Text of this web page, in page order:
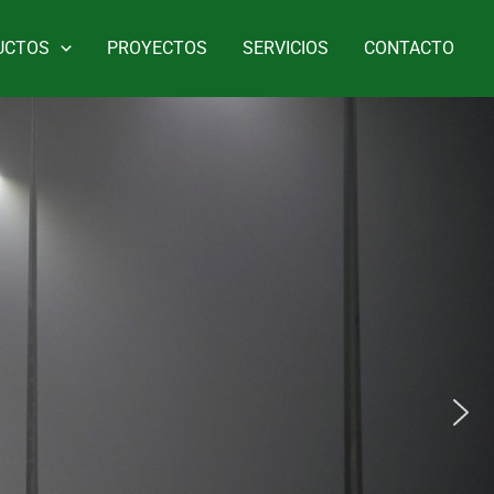
PROYECTOS SERVICIOS CONTACTO